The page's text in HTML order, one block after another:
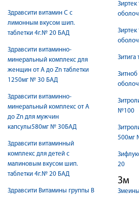
Здравсити витамин С с
лимонным вкусом шип.
таблетки 4г.№ 20 БАД
Здравсити витаминно-
минеральный комплекс для
женщин от А до Zn таблетки
1250мг № 30 БАД
Здравсити витаминно-
минеральный комплекс от А
до Zn для мужчин
капсулы580мг № 30БАД
Здравсити витаминный
комплекс для детей с
малиновым вкусом шип.
таблетки 4г.№ 20 БАД
Здравсити Витамины группы В
Зиртек
Зиртек
Зитноб
№100
500мг
20
Зм